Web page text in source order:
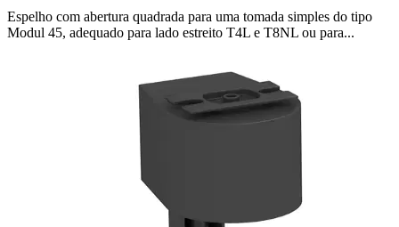
Espelho com abertura quadrada para uma tomada simples do tipo
Modul 45, adequado para lado estreito T4L e T8NL ou para...